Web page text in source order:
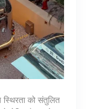
को संतुलित